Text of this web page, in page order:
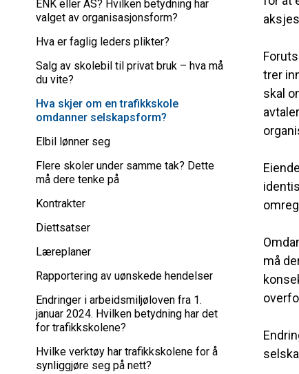
trer
skal
må
ENK eller AS? Hvilken betydning har
valget av organisasjonsform?
Hva er faglig leders plikter?
Salg av skolebil til privat bruk – hva må
du vite?
Hva skjer om en trafikkskole
omdanner selskapsform?
Elbil lønner seg
Flere skoler under samme tak? Dette
må dere tenke på
Kontrakter
Diettsatser
Læreplaner
Rapportering av uønskede hendelser
Endringer i arbeidsmiljøloven fra 1.
januar 2024. Hvilken betydning har det
for trafikkskolene?
Hvilke verktøy har trafikkskolene for å
synliggjøre seg på nett?